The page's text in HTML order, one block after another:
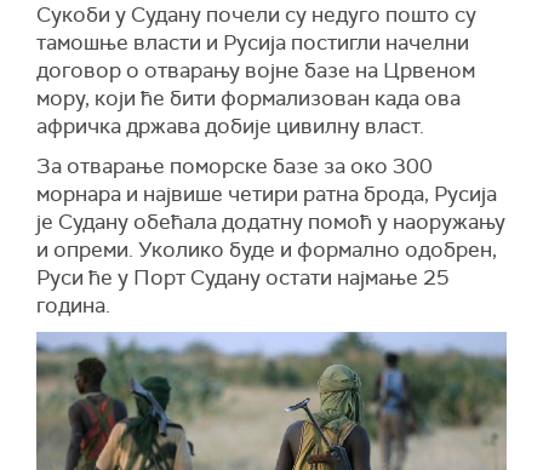
Сукоби у Судану почели су недуго пошто су
тамошње власти и Русија постигли начелни
договор о отварању војне базе на Црвеном
мору, који ће бити формализован када ова
афричка држава добије цивилну власт.
За отварање поморске базе за око 300
морнара и највише четири ратна брода, Русија
је Судану обећала додатну помоћ у наоружању
и опреми. Уколико буде и формално одобрен,
Руси ће у Порт Судану остати најмање 25
година.